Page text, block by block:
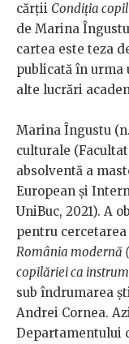
cărții Condiția
de Marina
cartea este teza
publicată în urma
alte lucrări
Marina Îngustu
culturale
absolventă a
European și
UniBuc, 2021). A
pentru
România modernă
copilăriei ca
sub îndrumarea
Andrei Cornea.
Departamentului